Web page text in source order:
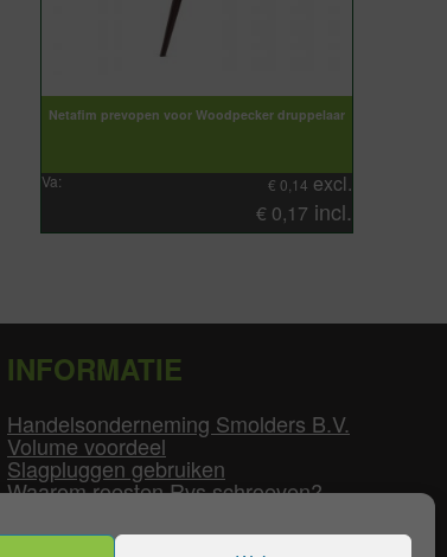
Netafim prevopen voor Woodpecker druppelaar
Va: € 0,14 excl.
€ 0,17 incl.
INFORMATIE
Handelsonderneming Smolders B.V.
Volume voordeel
Slagpluggen gebruiken
Waarom roesten Rvs schroeven?
Pvc-buizen diameters